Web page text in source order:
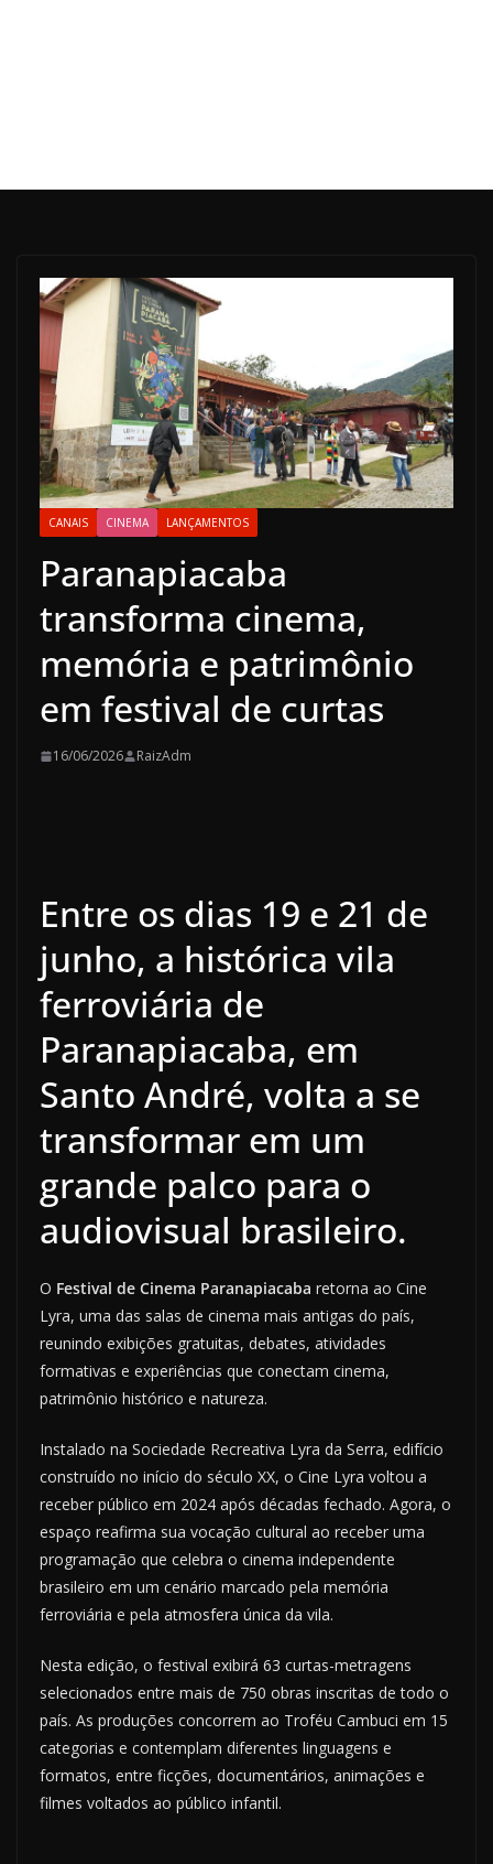
CANAIS CINEMA LANÇAMENTOS
Paranapiacaba
transforma cinema,
memória e patrimônio
em festival de curtas
16/06/2026 RaizAdm
Entre os dias 19 e 21 de
junho, a histórica vila
ferroviária de
Paranapiacaba, em
Santo André, volta a se
transformar em um
grande palco para o
audiovisual brasileiro.
O Festival de Cinema Paranapiacaba retorna ao Cine
Lyra, uma das salas de cinema mais antigas do país,
reunindo exibições gratuitas, debates, atividades
formativas e experiências que conectam cinema,
patrimônio histórico e natureza.
Instalado na Sociedade Recreativa Lyra da Serra, edifício
construído no início do século XX, o Cine Lyra voltou a
receber público em 2024 após décadas fechado. Agora, o
espaço reafirma sua vocação cultural ao receber uma
programação que celebra o cinema independente
brasileiro em um cenário marcado pela memória
ferroviária e pela atmosfera única da vila.
Nesta edição, o festival exibirá 63 curtas-metragens
selecionados entre mais de 750 obras inscritas de todo o
país. As produções concorrem ao Troféu Cambuci em 15
categorias e contemplam diferentes linguagens e
formatos, entre ficções, documentários, animações e
filmes voltados ao público infantil.